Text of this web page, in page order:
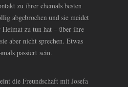
zu ihrer ehemals besten
abgebrochen und sie meidet
zu tun hat – über ihre
aber nicht sprechen. Etwas
passiert sein.
die Freundschaft mit Josefa